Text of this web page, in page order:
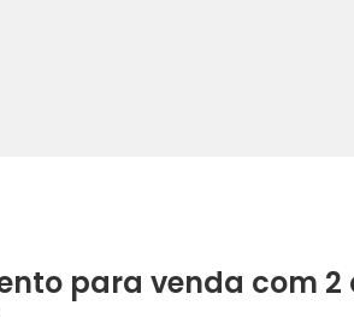
para venda com 2